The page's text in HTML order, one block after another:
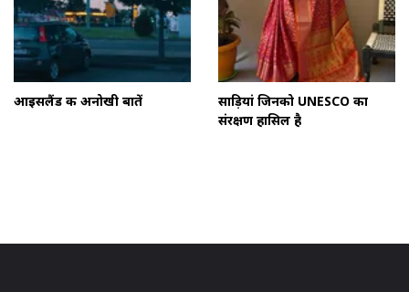
आइसलैंड की अनोखी बातें
साड़ियां जिनको UNESCO का
संरक्षण हासिल है